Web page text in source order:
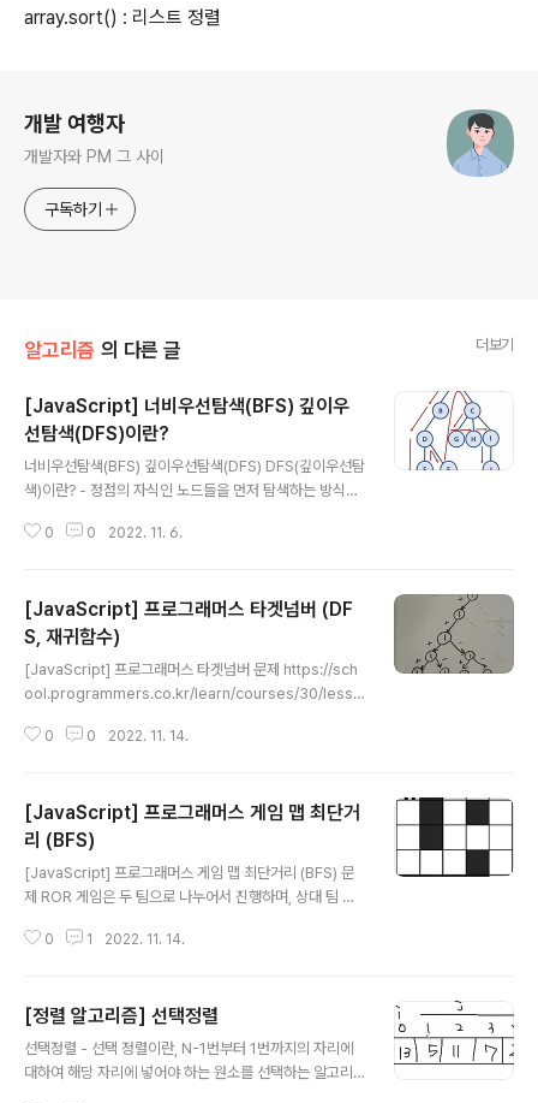
array.sort() : 리스트 정렬
개발 여행자
개발자와 PM 그 사이
구독하기
알고리즘 의 다른 글 더보기
[JavaScript] 너비우선탐색(BFS) 깊이우
선탐색(DFS)이란?
너비우선탐색(BFS) 깊이우선탐색(DFS) DFS(깊이우선탐
색)이란? - 정점의 자식인 노드들을 먼저 탐색하는 방식
"C"], B: ["A", "D"], C: ["A", "G", "H", "I"], D: ["B", "E",
sited = []; // 탐색을 마친 노드들 let needVisit = []; //
탐색해야할 노드들 needVisit.push(startNode); // 노
드 탐색 시작 while (needVisit.le..
0 0 2022. 11. 6.
[JavaScript] 프로그래머스 타겟넘버 (DF
S, 재귀함수)
[JavaScript] 프로그래머스 타겟넘버 문제 https://sch
ool.programmers.co.kr/learn/courses/30/lesso
들을 순서를 바꾸지 않고 적절히 더하거나 빼서 타겟 넘버
3 +1-1+1+1+1 = 3 +1+1-1+1+1 = 3 +1+1+1-1+1
= 3 +1+1+1+1-1 = 3 사용할 수 있는 숫자가 담긴 배열
numbers, 타겟 넘버 target이 매개변수로 주어질 때 숫
자를 적절히 더하고 빼서 타겟 넘버를 만드는 방법의 수를
0 0 2022. 11. 14.
[JavaScript] 프로그래머스 게임 맵 최단거
리 (BFS)
[JavaScript] 프로그래머스 게임 맵 최단거리 (BFS) 문
제 ROR 게임은 두 팀으로 나누어서 진행하며, 상대 팀 진
대 팀 진영에 최대한 빨리 도착하는 것이 유리합니다. 지금
1) 위치에 있고, 상대 팀 진영은 (행: 5, 열: 5) 위치에 있는
경우의 예시입니다. 위 그림에서 검은색 부분은 벽으로 막
혀있어 갈 수 없는 길이며, 흰색 부분은 갈 수 있는 길입니
0 1 2022. 11. 14.
[정렬 알고리즘] 선택정렬
선택정렬 - 선택 정렬이란, N-1번부터 1번까지의 자리에
대하여 해당 자리에 넣어야 하는 원소를 선택하는 알고리